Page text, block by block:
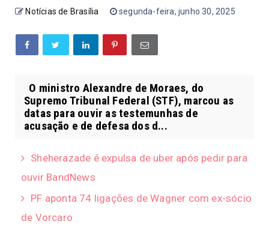
Notícias de Brasília segunda-feira, junho 30, 2025
O ministro Alexandre de Moraes, do
Supremo Tribunal Federal (STF), marcou as
datas para ouvir as testemunhas de
acusação e de defesa dos d...
Sheherazade é expulsa de uber após pedir para
ouvir BandNews
PF aponta 74 ligações de Wagner com ex-sócio
de Vorcaro